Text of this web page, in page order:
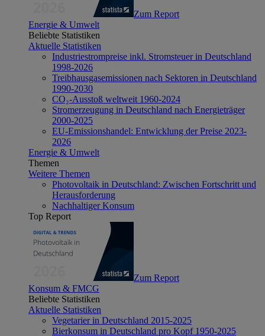
Zum Report
Energie & Umwelt
Beliebte Statistiken
Aktuelle Statistiken
Industriestrompreise inkl. Stromsteuer in Deutschland
1998-2026
Treibhausgasemissionen nach Sektoren in Deutschland
1990-2030
CO₂-Ausstoß weltweit 1960-2024
Stromerzeugung in Deutschland nach Energieträger
2000-2025
EU-Emissionshandel: Entwicklung der Preise 2023-
2026
Energie & Umwelt
Themen
Weitere Themen
Photovoltaik in Deutschland: Zwischen Fortschritt und
Herausforderung
Nachhaltiger Konsum
Top Report
Zum Report
Konsum & FMCG
Beliebte Statistiken
Aktuelle Statistiken
Vegetarier in Deutschland 2015-2025
Bierkonsum in Deutschland pro Kopf 1950-2025